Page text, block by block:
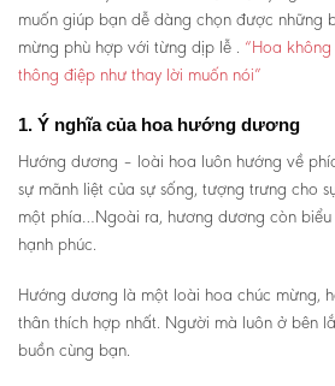
muốn giúp bạn dễ dàng chọn được những
mừng phù hợp với từng dịp lễ . “Hoa
thông điệp như thay lời muốn nói”
1. Ý nghĩa của hoa hướng dương
Hướng dương – loài hoa luôn hướng về
sự mãnh liệt của sự sống, tượng trưng cho
một phía…Ngoài ra, hương dương còn
hạnh phúc.
Hướng dương là một loài hoa chúc mừng,
thân thích hợp nhất. Người mà luôn ở bên
buồn cùng bạn.